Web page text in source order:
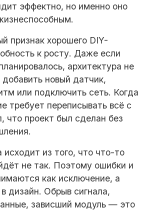
эффектно, но именно оно
признак хорошего DIY-
к росту. Даже если
архитектура не
новый датчик,
или подключить сеть. Когда
требует переписывать всё с
что проект был сделан без
из того, что что-то
не так. Поэтому ошибки и
как исключение, а
дизайн. Обрыв сигнала,
зависший модуль — это